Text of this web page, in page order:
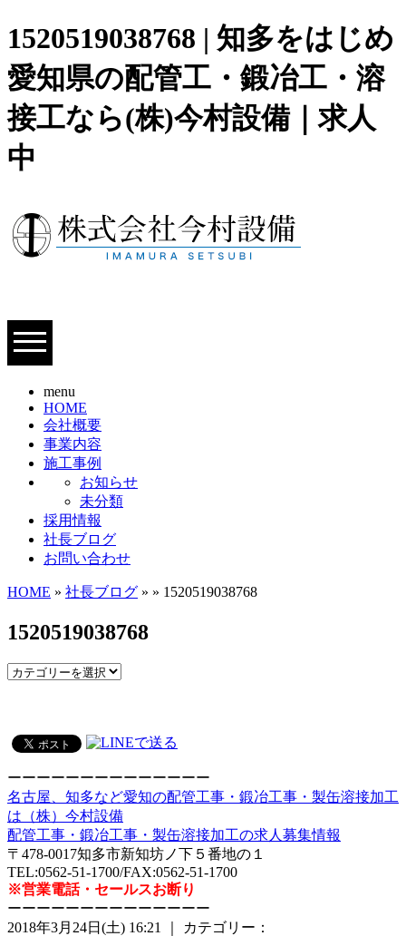
1520519038768 | 知多をはじめ
愛知県の配管工・鍛冶工・溶
接工なら(株)今村設備｜求人
中
menu
HOME
会社概要
事業内容
施工事例
お知らせ
未分類
採用情報
社長ブログ
お問い合わせ
HOME » 社長ブログ » » 1520519038768
1520519038768
ーーーーーーーーーーーーーー
名古屋、知多など愛知の配管工事・鍛冶工事・製缶溶接加工
は（株）今村設備
配管工事・鍛冶工事・製缶溶接加工の求人募集情報
〒478-0017知多市新知坊ノ下５番地の１
TEL:0562-51-1700/FAX:0562-51-1700
※営業電話・セールスお断り
ーーーーーーーーーーーーーー
2018年3月24日(土) 16:21 ｜ カテゴリー：